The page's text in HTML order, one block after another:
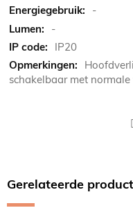
-
-
IP20
schakelbaar met
Gerelateerde